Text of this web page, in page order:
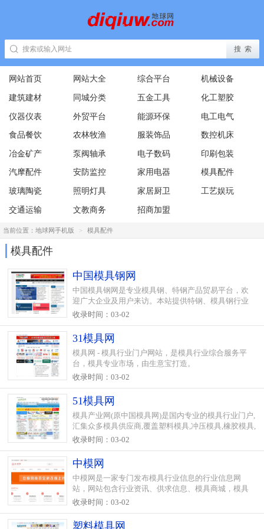
网站首页 网站大全 综合平台
机械设备
建筑建材
同城分类 五金工具
化工塑胶
仪器仪表
外贸平台 能源环保
电工电气
食品餐饮
农林牧渔 服装饰品
数控机床
冶金矿产
泵阀轴承 电子数码
印刷包装
汽摩配件
安防监控 家用电器
模具配件
玻璃陶瓷
照明灯具 家居厨卫
工艺娱玩
交通运输
文教商务 招商加盟
当前位置： 地球网手机版 > 模具配件
模具配件
中国模具钢网
中国模具钢网是专业模具钢、特钢产品贸易平台，欢
迎广大企业及用户来访。本站提供特钢、模具钢行业
全方位的资讯及电子商务服务。
收录时间：03-02
31模具网
模具网 - 模具行业门户网站，是模具行业综合服务平
台，模具专业市场，由生意宝打造。
收录时间：03-02
51模具网
模具产业网(原中国模具网)是国内专业的模具行业门户,
汇集众多模具供应商,覆盖塑料模具,冲压模具,橡胶模具,
压铸模具等产品领域;致力打造成为模具行业旗帜门户
收录时间：03-02
中模网
中模网是一家专门发布模具行业信息的行业信息网
站，网站包含行业资讯、供求信息、模具商城，模具
人才招聘、模具论坛技术交流等多个功能于一体。欢
具标准件,塑料..
收录时间：03-02
塑料模具网